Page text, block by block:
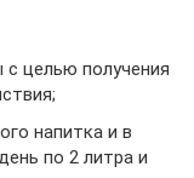
с целью получения
напитка и в
по 2 литра и